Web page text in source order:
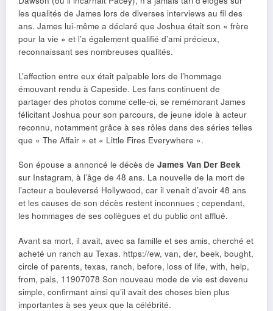
les qualités de James lors de diverses interviews au fil des
ans. James lui-même a déclaré que Joshua était son « frère
pour la vie » et l’a également qualifié d’ami précieux,
reconnaissant ses nombreuses qualités.
L’affection entre eux était palpable lors de l’hommage
émouvant rendu à Capeside. Les fans continuent de
partager des photos comme celle-ci, se remémorant James
félicitant Joshua pour son parcours, de jeune idole à acteur
reconnu, notamment grâce à ses rôles dans des séries telles
que « The Affair » et « Little Fires Everywhere ».
Son épouse a annoncé le décès de James Van Der Beek
sur Instagram, à l’âge de 48 ans. La nouvelle de la mort de
l’acteur a bouleversé Hollywood, car il venait d’avoir 48 ans
et les causes de son décès restent inconnues ; cependant,
les hommages de ses collègues et du public ont afflué.
Avant sa mort, il avait, avec sa famille et ses amis, cherché et
acheté un ranch au Texas. https://ew, van, der, beek, bought,
circle of parents, texas, ranch, before, loss of life, with, help,
from, pals, 11907078 Son nouveau mode de vie est devenu
simple, confirmant ainsi qu’il avait des choses bien plus
importantes à ses yeux que la célébrité.